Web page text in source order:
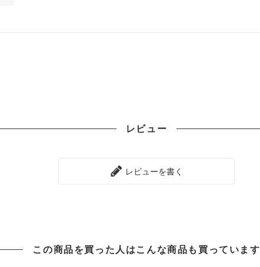
レビュー
レビューを書く
この商品を買った人はこんな商品も買っています